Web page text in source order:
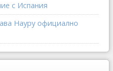
с Испания
Науру официално